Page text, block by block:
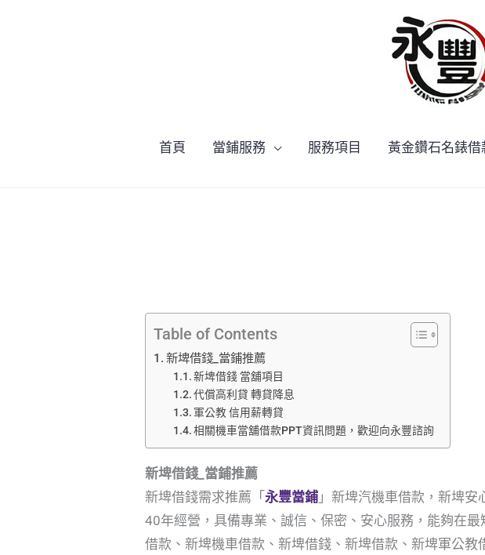
首頁
當鋪服務 服務項目 黃金鑽石名錶借
Table of Contents
新埤借錢_當鋪推薦
新埤借錢 當舖項目
代償高利貸 轉貸降息
軍公教 信用薪轉貸
相關機車當舖借款PPT資訊問題，歡迎向永豐諮詢
新埤借錢_當鋪推薦
新埤借錢需求推薦「 永豐當鋪 」新埤汽機車借款，新埤
40年經營，具備專業、誠信、保密、安心服務，能夠在
借款、新埤機車借款、新埤借錢、新埤借款、新埤軍公